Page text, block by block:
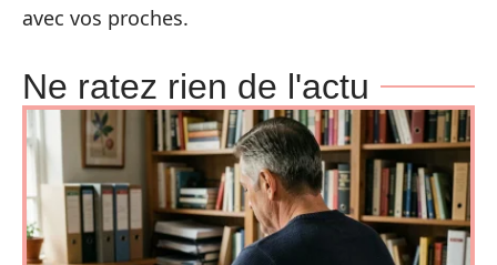
avec vos proches.
Ne ratez rien de l'actu